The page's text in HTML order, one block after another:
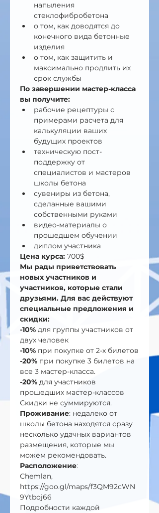
напыления
стеклофибробетона
о том, как доводятся до
конечного вида бетонные
изделия
о том, как защитить и
максимально продлить их
срок службы
По завершении мастер-класса
вы получите:
рабочие рецептуры с
примерами расчета для
калькуляции ваших
будущих проектов
техническую пост-
поддержку от
специалистов и мастеров
школы бетона
сувениры из бетона,
сделанные вашими
собственными руками
видео-материалы о
прошедшем обучении
диплом участника
Цена курса: 700$
Мы рады приветствовать
новых участников и
участников, которые стали
друзьями. Для вас действуют
специальные предложения и
скидки:
-10% для группы участников от
двух человек
-10% при покупке от 2-х билетов
-20% при покупке 3 билетов на
все 3 мастер-класса.
-20% для участников
прошедших мастер-классов
Скидки не суммируются.
Проживание: недалеко от
школы бетона находятся сразу
несколько удачных вариантов
размещения, которые мы
можем рекомендовать.
Расположение:
Chemlan,
https://goo.gl/maps/f3QM92cWN
9Ytboj66
Подробности каждой